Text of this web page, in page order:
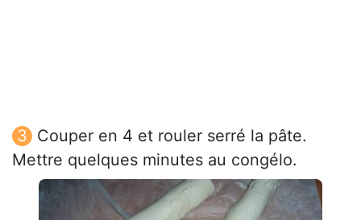
Couper en 4 et rouler serré la pâte.
Mettre quelques minutes au congélo.